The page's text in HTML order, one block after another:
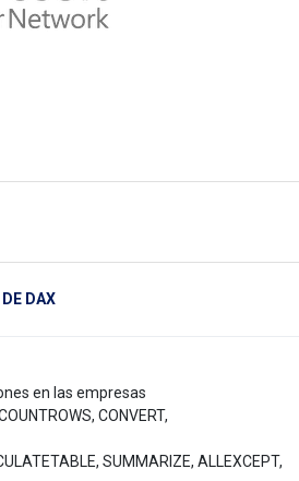
DAX
en las empresas
CONVERT,
SUMMARIZE, ALLEXCEPT,